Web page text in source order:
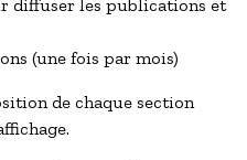
diffuser les publications et
(une fois par mois)
de chaque section